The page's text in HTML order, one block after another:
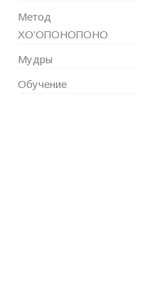
Метод
ХО’ОПОНОПОНО
Мудры
Обучение